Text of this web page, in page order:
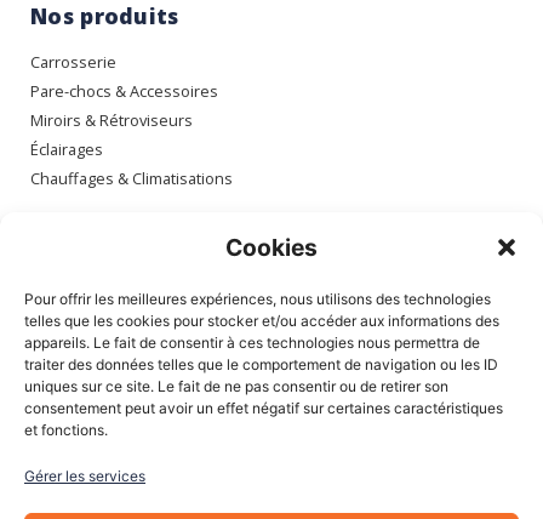
Cookies
Pour offrir les meilleures expériences, nous utilisons des technologies
telles que les cookies pour stocker et/ou accéder aux informations des
appareils. Le fait de consentir à ces technologies nous permettra de
traiter des données telles que le comportement de navigation ou les ID
uniques sur ce site. Le fait de ne pas consentir ou de retirer son
consentement peut avoir un effet négatif sur certaines caractéristiques
et fonctions.
Gérer les services
Nos produits
Carrosserie
Pare-chocs & Accessoires
Miroirs & Rétroviseurs
Éclairages
Chauffages & Climatisations
Mon compte
Mes commandes
Mes adresses
Mon panier
Informations
À Propos de nous